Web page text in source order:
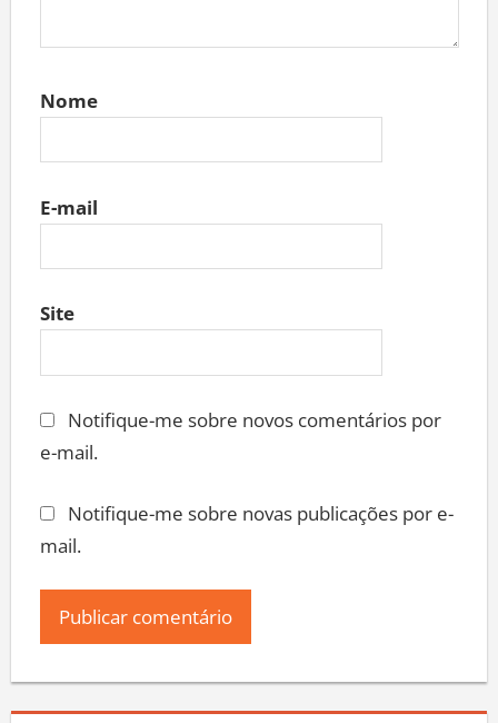
Nome
E-mail
Site
Notifique-me sobre novos comentários por
e-mail.
Notifique-me sobre novas publicações por e-
mail.